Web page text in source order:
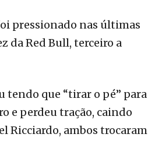
pressionado nas últimas
da Red Bull, terceiro a
tendo que “tirar o pé” para
e perdeu tração, caindo
Ricciardo, ambos trocaram